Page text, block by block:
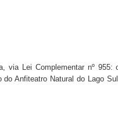
via Lei Complementar nº
Anfiteatro Natural do Lago